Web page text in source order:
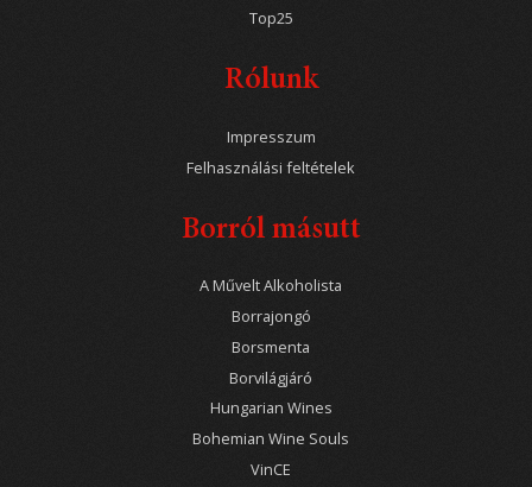
Top25
Rólunk
Impresszum
Felhasználási feltételek
Borról másutt
A Művelt Alkoholista
Borrajongó
Borsmenta
Borvilágjáró
Hungarian Wines
Bohemian Wine Souls
VinCE